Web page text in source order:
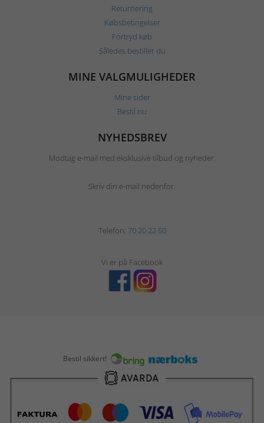
Returnering
Købsbetingelser
Fortryd køb
Således bestiller du
MINE VALGMULIGHEDER
Mine sider
Bestil nu
NYHEDSBREV
Modtag e-mail med eksklusive tilbud og nyheder.
Skriv din e-mail nedenfor.
Telefon: 70 20 22 50
Vi er på Facebook
Bestil sikkert!